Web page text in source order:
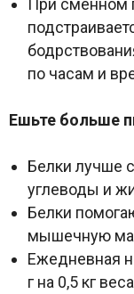
При сменном
по часам и
Ешьте больше
Белки лучше
углеводы и
Белки
мышечную
Ежедневная
г на 0,5 кг